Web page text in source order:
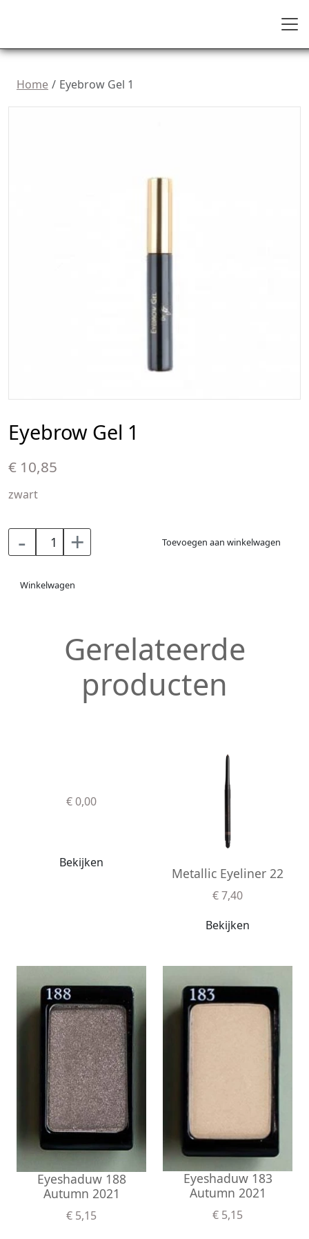
Home Eyebrow Gel 1
Eyebrow Gel 1
€ 10,85
zwart
- + Toevoegen aan winkelwagen
Winkelwagen
Gerelateerde
producten
€ 0,00
Bekijken
Metallic Eyeliner 22
€ 7,40
Bekijken
Eyeshaduw 188
Autumn 2021
€ 5,15
Eyeshaduw 183
Autumn 2021
€ 5,15